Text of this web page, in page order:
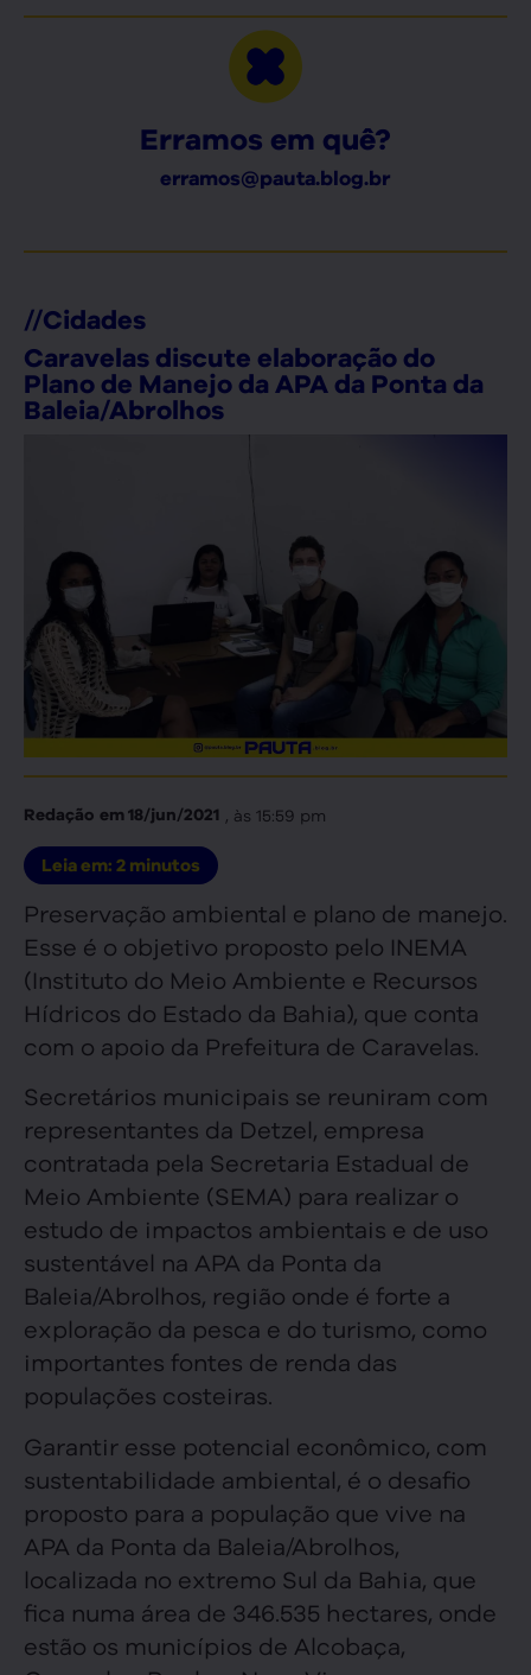
Erramos em quê?
erramos@pauta.blog.br
//Cidades
Caravelas discute elaboração do
Plano de Manejo da APA da Ponta da
Baleia/Abrolhos
Redação em18/jun/2021 , às 15:59 pm
Leia em: 2 minutos
Preservação ambiental e plano de manejo.
Esse é o objetivo proposto pelo INEMA
(Instituto do Meio Ambiente e Recursos
Hídricos do Estado da Bahia), que conta
com o apoio da Prefeitura de Caravelas.
Secretários municipais se reuniram com
representantes da Detzel, empresa
contratada pela Secretaria Estadual de
Meio Ambiente (SEMA) para realizar o
estudo de impactos ambientais e de uso
sustentável na APA da Ponta da
Baleia/Abrolhos, região onde é forte a
exploração da pesca e do turismo, como
importantes fontes de renda das
populações costeiras.
Garantir esse potencial econômico, com
sustentabilidade ambiental, é o desafio
proposto para a população que vive na
APA da Ponta da Baleia/Abrolhos,
localizada no extremo Sul da Bahia, que
fica numa área de 346.535 hectares, onde
estão os municípios de Alcobaça,